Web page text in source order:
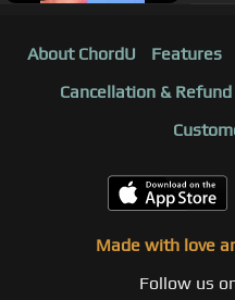
About ChordU Features
Cancellation & Refund
Made with love
Follow us